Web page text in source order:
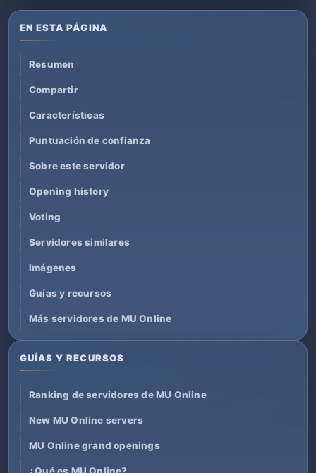
EN ESTA PÁGINA
Resumen
Compartir
Características
Puntuación de confianza
Sobre este servidor
Opening history
Voting
Servidores similares
Imágenes
Guías y recursos
Más servidores de MU Online
GUÍAS Y RECURSOS
Ranking de servidores de MU Online
New MU Online servers
MU Online grand openings